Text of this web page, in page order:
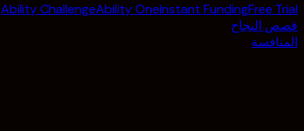
Ability ChallengeAbility OneInstant FundingFree Trial
قصص النجاح
المنافسة